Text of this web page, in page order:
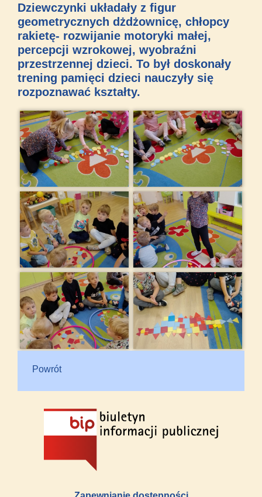
Dziewczynki układały z figur
geometrycznych dżdżownicę, chłopcy
rakietę- rozwijanie motoryki małej,
percepcji wzrokowej, wyobraźni
przestrzennej dzieci. To był doskonały
trening pamięci dzieci nauczyły się
rozpoznawać kształty.
Powrót